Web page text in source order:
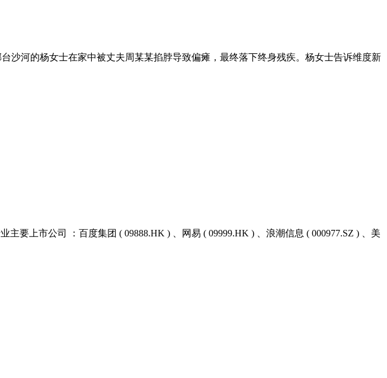
沙河的杨女士在家中被丈夫周某某掐脖导致偏瘫，最终落下终身残疾。杨女士告诉维度新
要上市公司 ：百度集团 ( 09888.HK ) 、网易 ( 09999.HK ) 、浪潮信息 ( 000977.SZ ) 、美